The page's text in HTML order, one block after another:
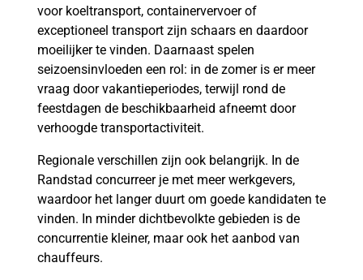
voor koeltransport, containervervoer of
exceptioneel transport zijn schaars en daardoor
moeilijker te vinden. Daarnaast spelen
seizoensinvloeden een rol: in de zomer is er meer
vraag door vakantieperiodes, terwijl rond de
feestdagen de beschikbaarheid afneemt door
verhoogde transportactiviteit.
Regionale verschillen zijn ook belangrijk. In de
Randstad concurreer je met meer werkgevers,
waardoor het langer duurt om goede kandidaten te
vinden. In minder dichtbevolkte gebieden is de
concurrentie kleiner, maar ook het aanbod van
chauffeurs.